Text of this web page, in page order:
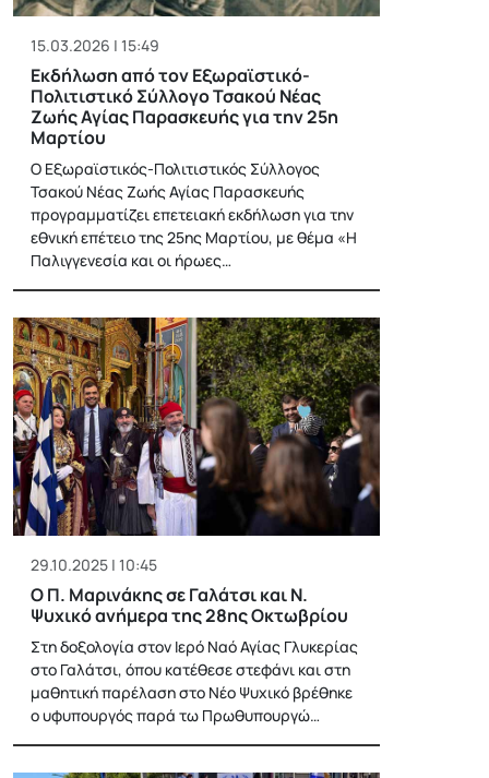
15.03.2026 | 15:49
Εκδήλωση από τον Εξωραϊστικό-
Πολιτιστικό Σύλλογο Τσακού Νέας
Ζωής Αγίας Παρασκευής για την 25η
Μαρτίου
Ο Εξωραϊστικός-Πολιτιστικός Σύλλογος
Τσακού Νέας Ζωής Αγίας Παρασκευής
προγραμματίζει επετειακή εκδήλωση για την
εθνική επέτειο της 25ης Μαρτίου, με θέμα «Η
Παλιγγενεσία και οι ήρωες…
29.10.2025 | 10:45
Ο Π. Μαρινάκης σε Γαλάτσι και Ν.
Ψυχικό ανήμερα της 28ης Οκτωβρίου
Στη δοξολογία στον Ιερό Ναό Αγίας Γλυκερίας
στο Γαλάτσι, όπου κατέθεσε στεφάνι και στη
μαθητική παρέλαση στο Νέο Ψυχικό βρέθηκε
ο υφυπουργός παρά τω Πρωθυπουργώ…